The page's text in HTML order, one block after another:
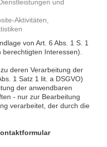
und
Aktivitäten,
von Art. 6 Abs. 1 S. 1
Interessen).
deren Verarbeitung der
1 Satz 1 lit. a DSGVO)
der anwendbaren
- nur zur Bearbeitung
verarbeitet, der durch die